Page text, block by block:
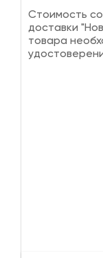
Стоимость
доставки
товара